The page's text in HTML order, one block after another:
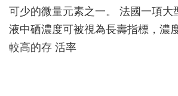
可少的微量元素之一。 法國一項大
液中硒濃度可被視為長壽指標，濃
較高的存 活率